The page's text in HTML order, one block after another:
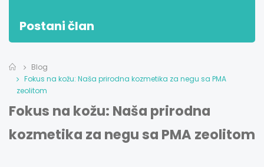
Postani član
Blog
Fokus na kožu: Naša prirodna kozmetika za negu sa PMA
zeolitom
Fokus na kožu: Naša prirodna
kozmetika za negu sa PMA zeolitom